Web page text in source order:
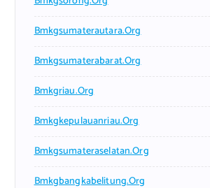
Bmkgsumaterautara.org
Bmkgsumaterabarat.org
Bmkgriau.org
Bmkgkepulauanriau.org
Bmkgsumateraselatan.org
Bmkgbangkabelitung.org